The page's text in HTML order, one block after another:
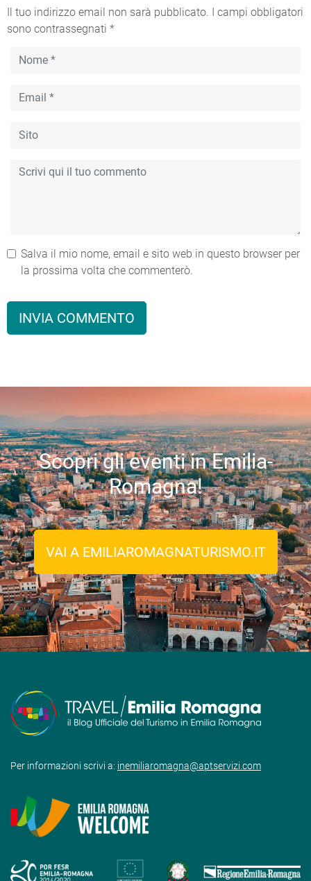
Il tuo indirizzo email non sarà pubblicato. I campi obbligatori
sono contrassegnati *
Salva il mio nome, email e sito web in questo browser per
la prossima volta che commenterò.
Scopri gli eventi in Emilia-
Romagna!
VAI A EMILIAROMAGNATURISMO.IT
Per informazioni scrivi a: inemiliaromagna@aptservizi.com